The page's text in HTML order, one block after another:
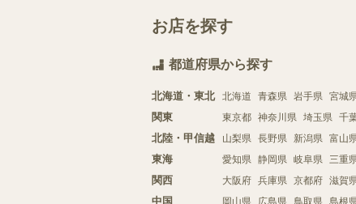
お店を探す
都道府県から探す
北海道・東北 北海道 青森県 岩手県 宮城
関東 東京都 神奈川県 埼玉県 千
北陸・甲信越 山梨県 長野県 新潟県 富山
東海 愛知県 静岡県 岐阜県 三重
関西 大阪府 兵庫県 京都府 滋賀
中国 岡山県 広島県 鳥取県 島根